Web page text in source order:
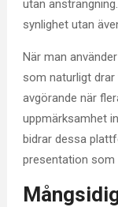
utan
synlighet utan
När man
som naturligt
avgörande när
uppmärksamhet
bidrar dessa
presentation som